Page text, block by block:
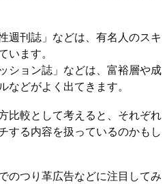
週刊誌」などは、有名人のスキ
います。
ション誌」などは、富裕層や成
などがよく出てきます。
比較として考えると、それぞれ
する内容を扱っているのかもし
のつり革広告などに注目してみ